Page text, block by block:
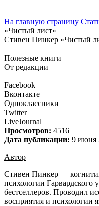
На главную страницу
«Чистый лист»
Стивен Пинкер «Чистый
Полезные книги
От редакции
Facebook
Вконтакте
Одноклассники
Twitter
LiveJournal
Просмотров: 4516
Дата публикации: 9 июня
Автор
Стивен Пинкер —
психологии Гарвардского
бестселлеров. Проводил
восприятия и психологии